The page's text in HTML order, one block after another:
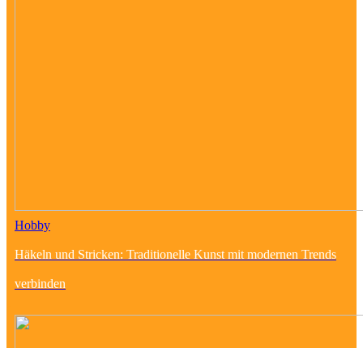
Hobby
Häkeln und Stricken: Traditionelle Kunst mit modernen Trends
verbinden